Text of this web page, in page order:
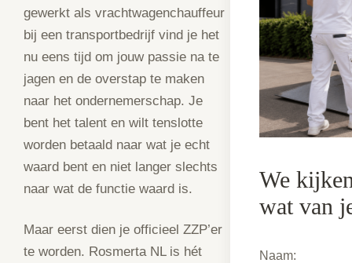
gewerkt als vrachtwagenchauffeur
bij een transportbedrijf vind je het
nu eens tijd om jouw passie na te
jagen en de overstap te maken
naar het ondernemerschap. Je
bent het talent en wilt tenslotte
worden betaald naar wat je echt
waard bent en niet langer slechts
naar wat de functie waard is.
Maar eerst dien je officieel ZZP’er
te worden. Rosmerta NL is hét
We
wat van
Naam: